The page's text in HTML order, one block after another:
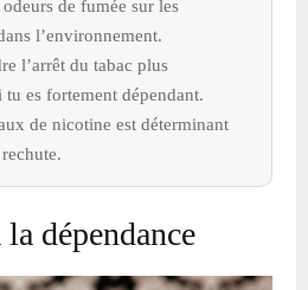
de fumée sur les
l’environnement.
l’arrêt du tabac plus
tu es fortement dépendant.
de nicotine est déterminant
dépendance